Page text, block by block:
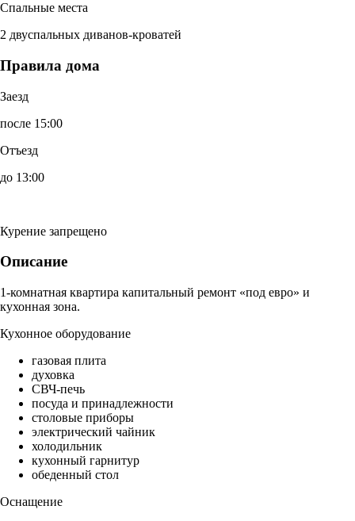
Спальные места
2 двуспальных диванов-кроватей
Правила дома
Заезд
после 15:00
Отъезд
до 13:00
Курение запрещено
Описание
1-комнатная квартира капитальный ремонт «под евро» и
кухонная зона.
Кухонное оборудование
газовая плита
духовка
СВЧ-печь
посуда и принадлежности
столовые приборы
электрический чайник
холодильник
кухонный гарнитур
обеденный стол
Оснащение